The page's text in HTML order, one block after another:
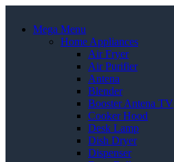
Mega Menu
Home Appliances
Air Fryer
Air Purifier
Antena
Blender
Booster Antena TV
Cooker Hood
Desk Lamp
Dish Dryer
Dispenser